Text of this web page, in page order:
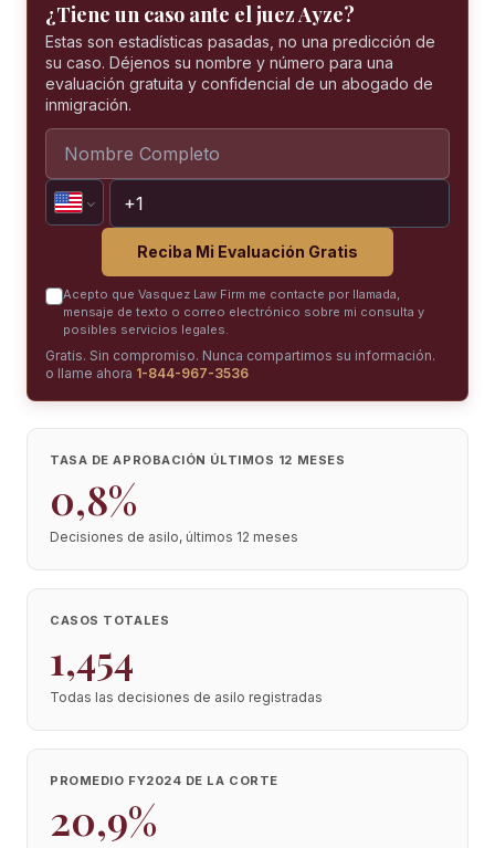
¿Tiene un caso ante el juez Ayze?
Estas son estadísticas pasadas, no una predicción de
su caso. Déjenos su nombre y número para una
evaluación gratuita y confidencial de un abogado de
inmigración.
Reciba Mi Evaluación Gratis
Acepto que Vasquez Law Firm me contacte por llamada,
mensaje de texto o correo electrónico sobre mi consulta y
posibles servicios legales.
Gratis. Sin compromiso. Nunca compartimos su información.
o llame ahora 1-844-967-3536
TASA DE APROBACIÓN ÚLTIMOS 12 MESES
0,8%
Decisiones de asilo, últimos 12 meses
CASOS TOTALES
1,454
Todas las decisiones de asilo registradas
PROMEDIO FY2024 DE LA CORTE
20,9%